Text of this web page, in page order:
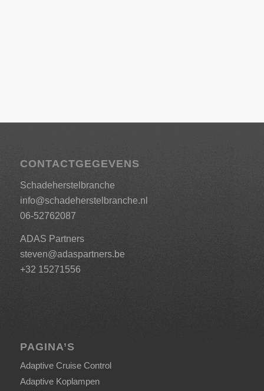
CONTACTGEGEVENS
Schadeherstelbranche
info@schadeherstelbranche.nl
06-52762087
ADAS Partners
steven@adaspartners.be
+32 15271556
PAGINA’S
Adaptive Cruise Control
Adaptive Koplampen